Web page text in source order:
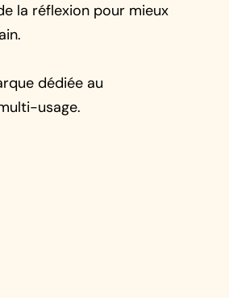
la réflexion pour mieux
dédiée au
usage.